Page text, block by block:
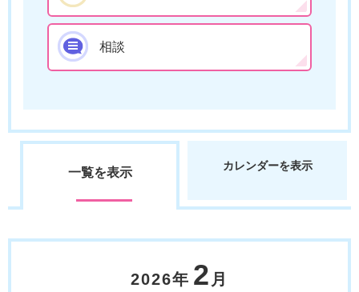
相談
一覧を表示 カレンダーを表示
2026年 2 月